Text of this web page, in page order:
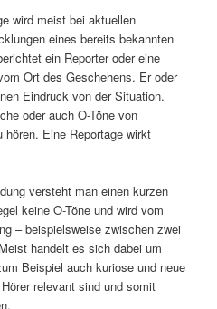
wird meist bei aktuellen
eines bereits bekannten
ein Reporter oder eine
Ort des Geschehens. Er oder
Eindruck von der Situation.
oder auch O-Töne von
hören. Eine Reportage wirkt
versteht man einen kurzen
keine O-Töne und wird vom
– beispielsweise zwischen zwei
handelt es sich dabei um
Beispiel auch kuriose und neue
relevant sind und somit